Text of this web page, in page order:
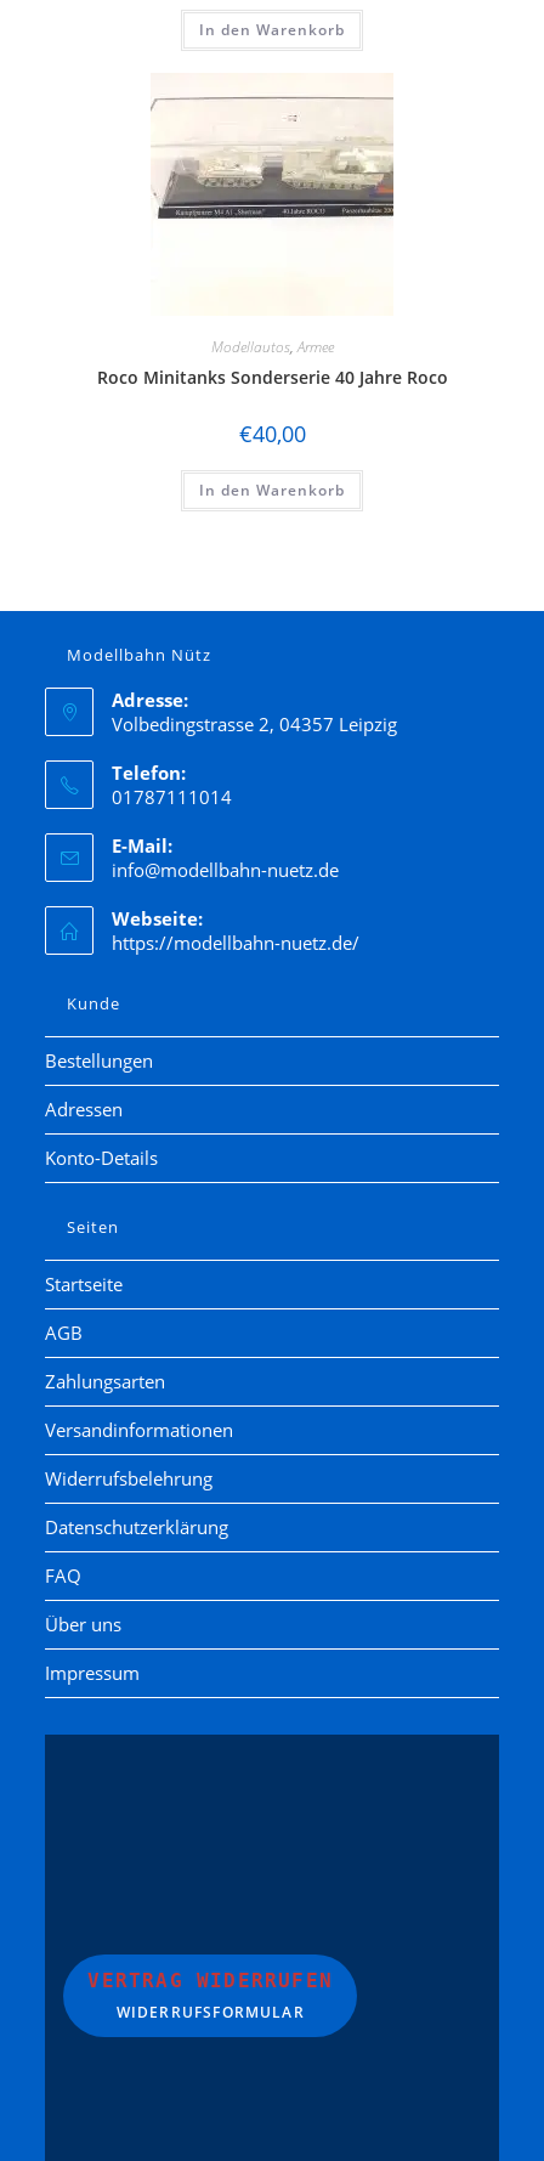
In den Warenkorb
Modellautos,Armee
Roco Minitanks Sonderserie 40 Jahre Roco
€40,00
In den Warenkorb
Modellbahn Nütz
Adresse:
Volbedingstrasse 2, 04357 Leipzig
Telefon:
01787111014
E-Mail:
info@modellbahn-nuetz.de
Webseite:
https://modellbahn-nuetz.de/
Kunde
Bestellungen
Adressen
Konto-Details
Seiten
Startseite
AGB
Zahlungsarten
Versandinformationen
Widerrufsbelehrung
Datenschutzerklärung
FAQ
Über uns
Impressum
VERTRAG WIDERRUFEN
WIDERRUFSFORMULAR